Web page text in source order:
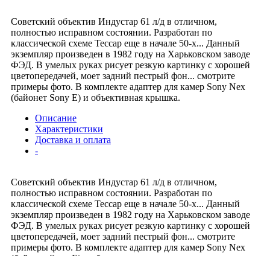
Советский объектив Индустар 61 л/д в отличном,
полностью исправном состоянии. Разработан по
классической схеме Тессар еще в начале 50-х... Данный
экземпляр произведен в 1982 году на Харьковском заводе
ФЭД. В умелых руках рисует резкую картинку с хорошей
цветопередачей, моет задний пестрый фон... смотрите
примеры фото. В комплекте адаптер для камер Sony Nex
(байонет Sony E) и объективная крышка.
Описание
Характеристики
Доставка и оплата
-
Советский объектив Индустар 61 л/д в отличном,
полностью исправном состоянии. Разработан по
классической схеме Тессар еще в начале 50-х... Данный
экземпляр произведен в 1982 году на Харьковском заводе
ФЭД. В умелых руках рисует резкую картинку с хорошей
цветопередачей, моет задний пестрый фон... смотрите
примеры фото. В комплекте адаптер для камер Sony Nex